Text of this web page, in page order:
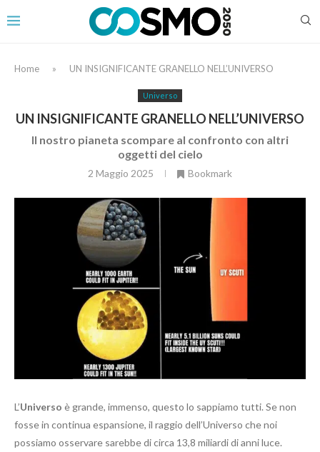
Home » UN INSIGNIFICANTE GRANELLO NELL’UNIVERSO
Universo
UN INSIGNIFICANTE GRANELLO NELL’UNIVERSO
Il nostro pianeta scompare al confronto con altri
oggetti del cielo
2 Maggio 2025 Bookmark
L’Universo è grande, immenso, questo lo sappiamo tutti. Se non
fosse in continua espansione, il raggio dell’Universo che noi
possiamo osservare sarebbe di circa 13,8 miliardi di anni luce.